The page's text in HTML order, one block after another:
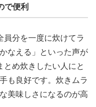
で便利
員分を一度に炊けてラ
なえる」といった声が
とめ炊きしたい人にと
も良好です。炊きムラ
美味しさになるのが高